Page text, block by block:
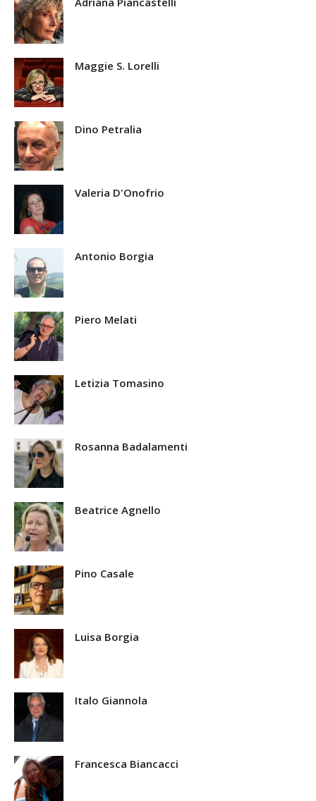
Maggie S. Lorelli
Dino Petralia
Valeria D'Onofrio
Antonio Borgia
Piero Melati
Letizia Tomasino
Rosanna Badalamenti
Beatrice Agnello
Pino Casale
Luisa Borgia
Italo Giannola
Francesca Biancacci